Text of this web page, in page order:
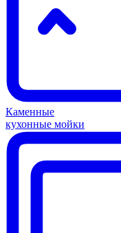
Каменные
кухонные мойки